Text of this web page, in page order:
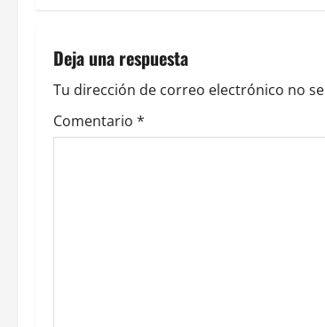
g
a
c
Deja una respuesta
Tu dirección de correo electrónico no
Comentario *